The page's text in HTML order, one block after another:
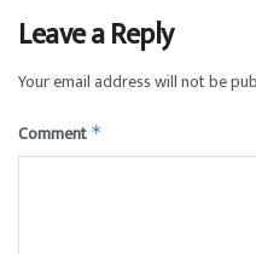
Leave a Reply
Your email address will not be
Comment *